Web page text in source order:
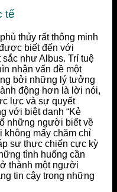
tế
thủy rất thông minh
biết đến với
như Albus. Trí tuệ
nhận vấn đề một
bởi những lý tưởng
động hơn là lời nói,
lực và sự quyết
với biệt danh “Kẻ
những người biết về
không mấy chăm chỉ
sư thực chiến cực kỳ
tình huống cần
thành một người
tin cậy trong những